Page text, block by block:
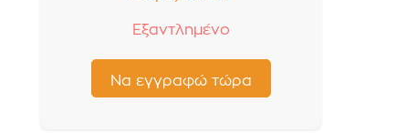
Εξαντλημένο